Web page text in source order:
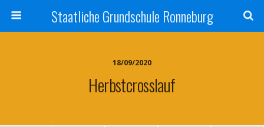
Staatliche Grundschule Ronneburg
18/09/2020
Herbstcrosslauf